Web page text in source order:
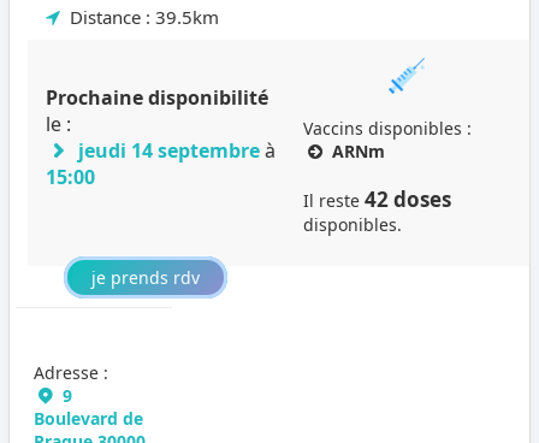
Distance : 39.5km
Prochaine disponibilité
le :
jeudi 14 septembreà
15:00
Vaccins disponibles :
ARNm
Il reste42 doses
disponibles.
je prends rdv
Adresse :
9
Boulevard de